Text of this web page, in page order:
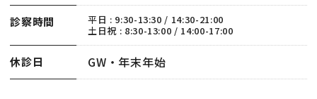
診察時間
平日 : 9:30-13:30 / 14:30-21:00
土日祝 : 8:30-13:00 / 14:00-17:00
休診日 GW・年末年始